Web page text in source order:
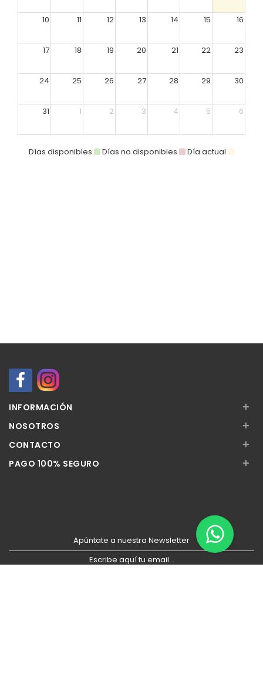
10 11 12 13 14 15 16
17 18 19 20 21 22 23
24 25 26 27 28 29 30
31 1 2 3 4 5 6
Días disponibles Días no disponibles Día actual
INFORMACIÓN +
NOSOTROS +
CONTACTO +
PAGO 100% SEGURO +
Apúntate a nuestra Newsletter
Escribe aquí tu email...